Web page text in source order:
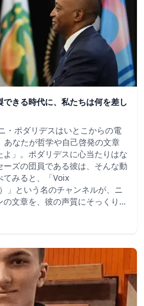
きる時代に、私たちは何を差し
・ポダリデスはいとこからの電
なたが哲学や自己啓発の文章
」。ポダリデスに心当たりはな
ズの団員である彼は、そんな動
てみると、「Voix
という名のチャンネルが、ニ
の文章を、彼の声質にそっくり…